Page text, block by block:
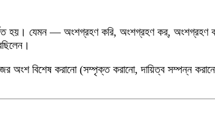
হয়। যেমন ― অংশগ্রহণ করি, অংশগ্রহণ কর্, অংশগ্রহণ
অংশ বিশেষ করানো (সম্পৃক্ত করানো, দায়িত্ব সম্পন্ন